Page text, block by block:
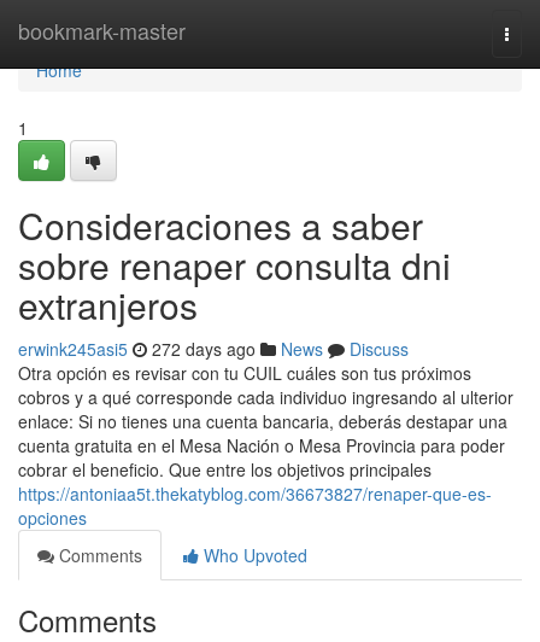
bookmark-master
Home
Home
1
Consideraciones a saber
sobre renaper consulta dni
extranjeros
erwink245asi5 272 days ago News
Discuss
Otra opción es revisar con tu CUIL cuáles son tus próximos
cobros y a qué corresponde cada individuo ingresando al ulterior
enlace: Si no​ tienes una cuenta bancaria, deberás destapar una
cuenta ​gratuita en el Mesa Nación o Mesa Provincia para poder
cobrar el beneficio. Que entre los objetivos principales
https://antoniaa5t.thekatyblog.com/36673827/renaper-que-es-
opciones
Comments
Who Upvoted
Comments